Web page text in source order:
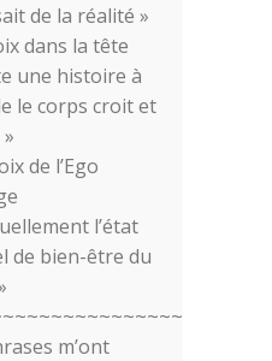
de la réalité »
dans la tête
une histoire à
le corps croit et
de l’Ego
l’état
de bien-être du
m’ont